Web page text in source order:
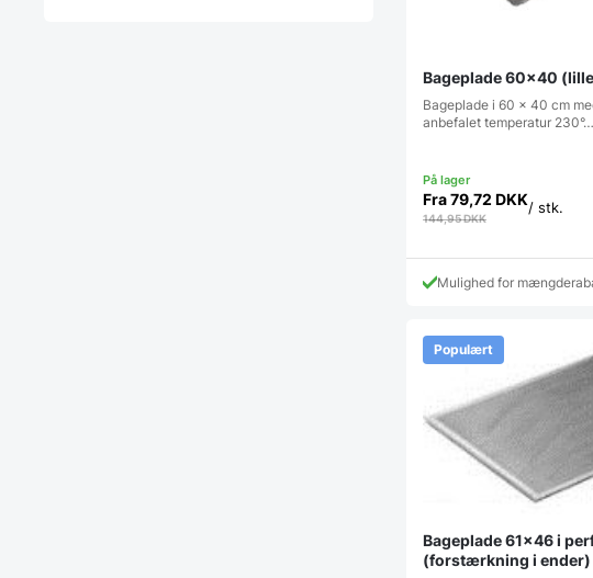
Bageplade 60×40
Bageplade i 60 x 40 cm
anbefalet temperatur 230°…
Fra79,72 DKK
144,95DKK
/ stk.
Mulighed for
Populært
Bageplade 61×46 i
(forstærkning i ender)